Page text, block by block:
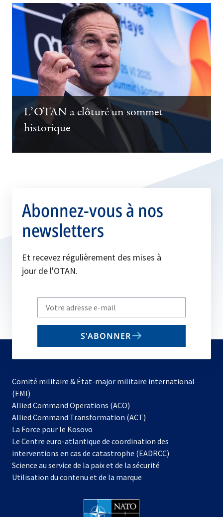
L’OTAN a clôturé un sommet
historique
Abonnez-vous à nos
newsletters
Et recevez régulièrement des mises à
jour de l'OTAN.
Write
your
email
S'ABONNER
Comité militaire & État-major militaire international
(EMI)
Allied Command Operations (ACO)
Allied Command Transformation (ACT)
La Force pour le Kosovo
dans
un
nouvel
onglet
Le Centre euro-atlantique de coordination des
interventions en cas de catastrophe (EADRCC)
Science au service de la paix et de la sécurité
Utilisation du contenu et de la marque